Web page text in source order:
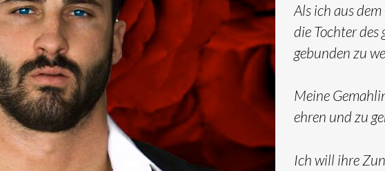
Als ich aus
die Tochter des
gebunden zu
Meine
ehren und zu
Ich will ihre